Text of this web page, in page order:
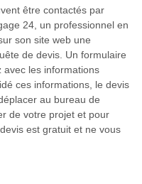
être contactés par
24, un professionnel en
son site web une
de devis. Un formulaire
avec les informations
ces informations, le devis
au bureau de
de votre projet et pour
est gratuit et ne vous